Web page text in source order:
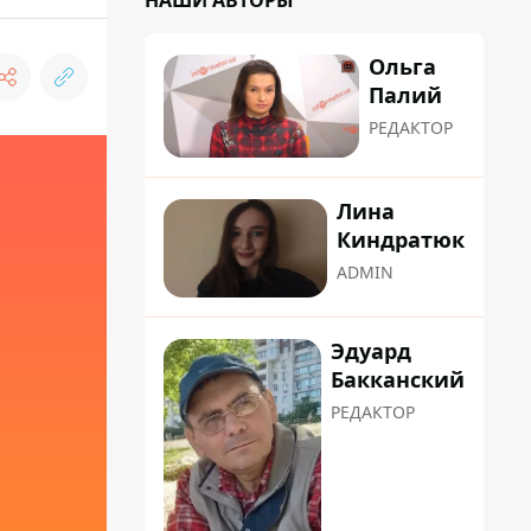
Ольга
Палий
РЕДАКТОР
Лина
Киндратюк
ADMIN
Эдуард
Бакканский
РЕДАКТОР